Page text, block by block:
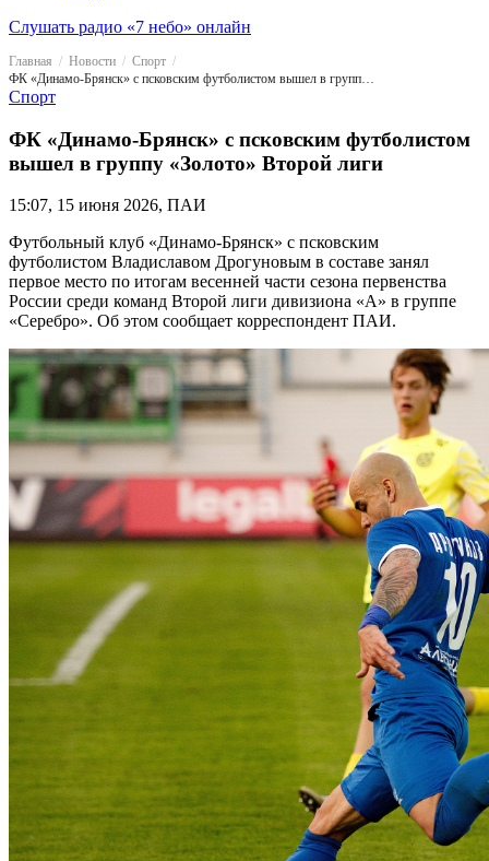
Слушать радио «7 небо» онлайн
Главная Новости
Спорт
ФК «Динамо-Брянск» с псковским футболистом вышел в группу «Золото» Второй лиги
Спорт
ФК «Динамо-Брянск» с псковским футболистом
вышел в группу «Золото» Второй лиги
15:07, 15 июня 2026, ПАИ
Футбольный клуб «Динамо-Брянск» с псковским
футболистом Владиславом Дрогуновым в составе занял
первое место по итогам весенней части сезона первенства
России среди команд Второй лиги дивизиона «А» в группе
«Серебро». Об этом сообщает корреспондент ПАИ.